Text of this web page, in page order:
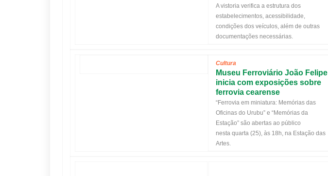
A vistoria verifica a estrutura dos
estabelecimentos, acessibilidade,
condições dos veículos, além de outras
documentações necessárias.
Cultura
Museu Ferroviário João Felipe
inicia com exposições sobre
ferrovia cearense
“Ferrovia em miniatura: Memórias das
Oficinas do Urubu” e “Memórias da
Estação” são abertas ao público
nesta quarta(25), às 18h, na Estação das
Artes.